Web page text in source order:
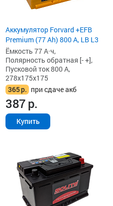
Аккумулятор Forvard +EFB
Premium (77 Ah) 800 А, LB L3
Ёмкость 77 А·ч,
Полярность обратная [- +],
Пусковой ток 800 А,
278x175x175
365р. при сдаче акб
387р.
Купить